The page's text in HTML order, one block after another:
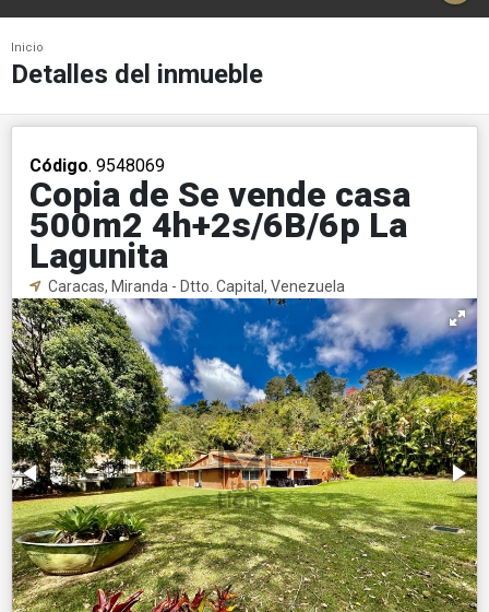
Inicio
Detalles del inmueble
Código. 9548069
Copia de Se vende casa
500m2 4h+2s/6B/6p La
Lagunita
Caracas, Miranda - Dtto. Capital, Venezuela